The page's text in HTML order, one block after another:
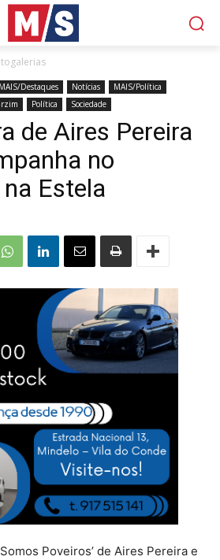
MAIS/Destaques Notícias
MAIS/Política
Política Sociedade
de Aires Pereira
no
Estela
Poveiros’ de Aires Pereira e